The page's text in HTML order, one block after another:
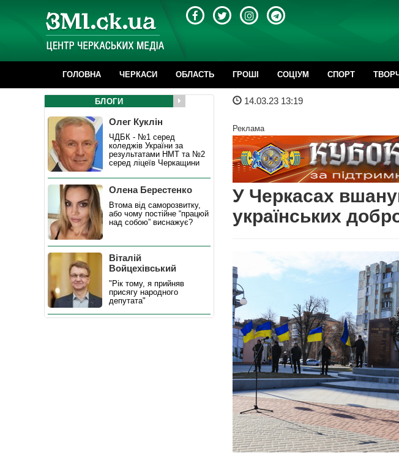
ГОЛОВНА ЧЕРКАСИ ОБЛАСТЬ ГРОШІ CОЦІУМ СПОРТ
14.03.23 13:19
Реклама
У Черкасах
українських
БЛОГИ
Олег Куклін
ЧДБК - №1 серед
коледжів України за
результатами НМТ та №2
серед ліцеїв Черкащини
Олена Берестенко
Втома від саморозвитку,
або чому постійне “працюй
над собою” виснажує?
Віталій
Войцехівський
"Рік тому, я прийняв
присягу народного
депутата"